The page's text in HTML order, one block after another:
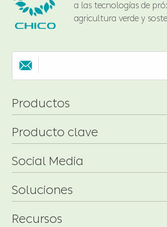
a las tecnologías de
agricultura verde y

Productos
Producto clave
Social Media
Soluciones
Recursos